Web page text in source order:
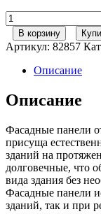
Количество
товара
ТН,
Фасадные
панели,
Клинкер
Лейден
В корзину
Артикул: 82857
Описание
Описание
Фасадные панели
присуща
зданий на
долговечные, что
вида здания без
Фасадные панели
зданий, так и при